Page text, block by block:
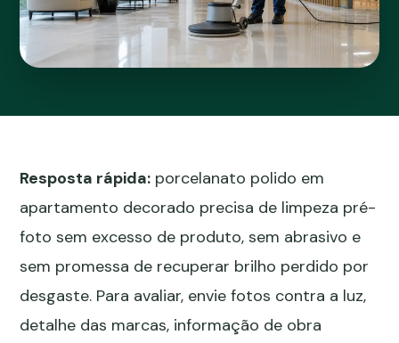
Resposta rápida: porcelanato polido em
apartamento decorado precisa de limpeza pré-
foto sem excesso de produto, sem abrasivo e
sem promessa de recuperar brilho perdido por
desgaste. Para avaliar, envie fotos contra a luz,
detalhe das marcas, informação de obra